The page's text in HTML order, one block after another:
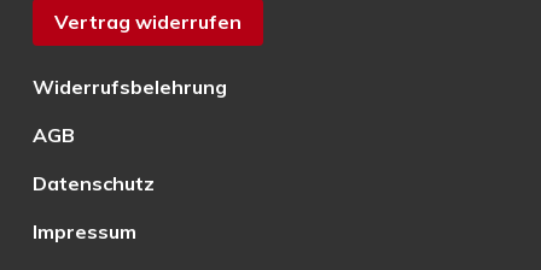
Vertrag widerrufen
Widerrufsbelehrung
AGB
Datenschutz
Impressum